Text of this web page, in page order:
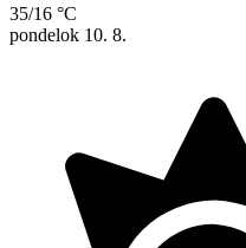
35/16 °C
pondelok 10. 8.